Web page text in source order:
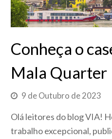
Conheça o
Mala Quarter
9 de Outubro de 2023
Olá leitores do blog VIA!
trabalho excepcional,